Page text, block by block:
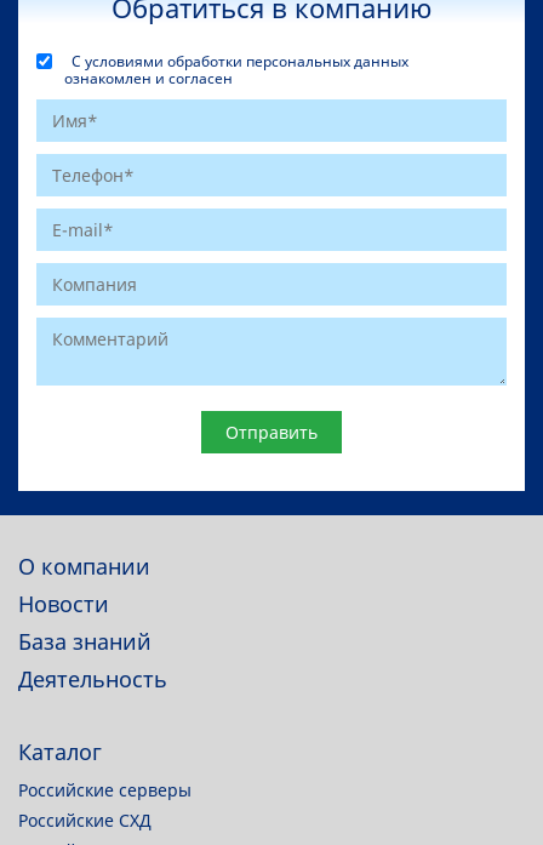
С условиями обработки персональных данных
ознакомлен и согласен
О компании
Новости
База знаний
Деятельность
Каталог
Российские серверы
Российские СХД